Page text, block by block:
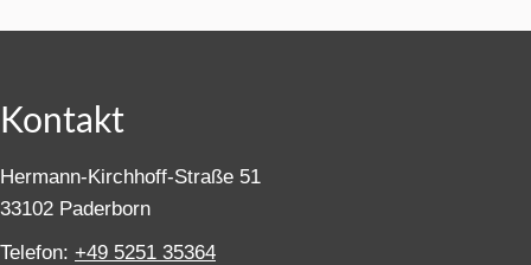
Kontakt
Hermann-Kirchhoff-Straße 51
33102 Paderborn
Telefon: +49 5251 35364